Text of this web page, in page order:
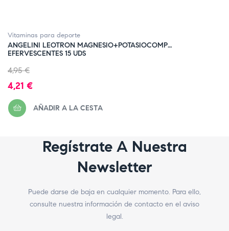
Vitaminas para deporte
ANGELINI LEOTRON MAGNESIO+POTASIOCOMP
EFERVESCENTES 15 UDS
Precio
regular
4,95 €
Precio
4,21 €
AÑADIR A LA CESTA
Regístrate A Nuestra
Newsletter
Puede darse de baja en cualquier momento. Para ello,
consulte nuestra información de contacto en el aviso
legal.